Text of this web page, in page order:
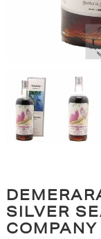
SILVER